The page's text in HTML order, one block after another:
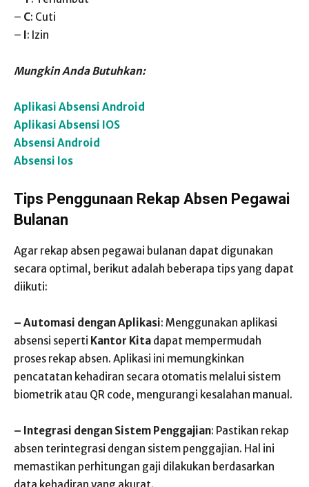
– C: Cuti
– I: Izin
Mungkin Anda Butuhkan:
Aplikasi Absensi Android
Aplikasi Absensi IOS
Absensi Android
Absensi Ios
Tips Penggunaan Rekap Absen Pegawai
Bulanan
Agar rekap absen pegawai bulanan dapat digunakan
secara optimal, berikut adalah beberapa tips yang dapat
diikuti:
– Automasi dengan Aplikasi: Menggunakan aplikasi
absensi seperti Kantor Kita dapat mempermudah
proses rekap absen. Aplikasi ini memungkinkan
pencatatan kehadiran secara otomatis melalui sistem
biometrik atau QR code, mengurangi kesalahan manual.
– Integrasi dengan Sistem Penggajian: Pastikan rekap
absen terintegrasi dengan sistem penggajian. Hal ini
memastikan perhitungan gaji dilakukan berdasarkan